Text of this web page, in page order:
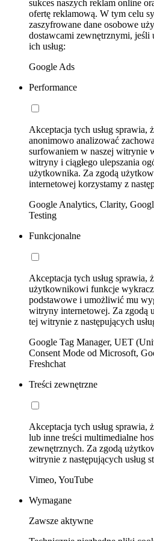
sukces naszych reklam online
ofertę reklamową. W tym celu
zaszyfrowane dane osobowe
dostawcami zewnętrznymi,
ich usług:
Google Ads
Performance
Akceptacja tych usług sprawia,
anonimowo analizować
surfowaniem w naszej witrynie
witryny i ciągłego ulepszania
użytkownika. Za zgodą
internetowej korzystamy z
Google Analytics, Clarity,
Testing
Funkcjonalne
Akceptacja tych usług sprawia,
użytkownikowi funkcje
podstawowe i umożliwić mu
witryny internetowej. Za zgodą
tej witrynie z następujących
Google Tag Manager, UET
Consent Mode od Microsoft,
Freshchat
Treści zewnętrzne
Akceptacja tych usług
lub inne treści multimedialne
zewnętrznych. Za zgodą
witrynie z następujących usług
Vimeo, YouTube
Wymagane
Zawsze aktywne